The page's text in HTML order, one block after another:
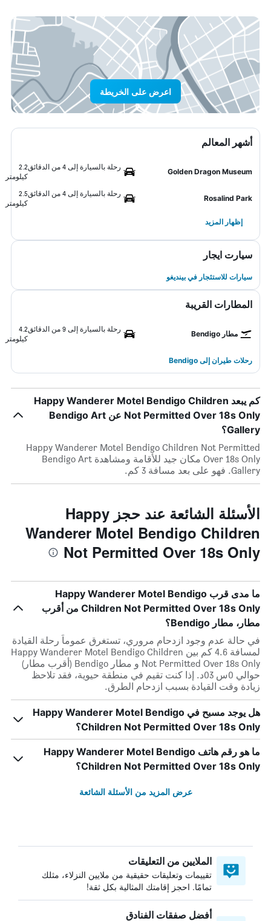
اعرض على الخريطة
أشهر المعالم
Golden Dragon Museum
رحلة بالسيارة إلى 4 من الدقائق
2.2
كيلومتر
Rosalind Park
رحلة بالسيارة إلى 4 من الدقائق
2.5
كيلومتر
إظهار المزيد
سيارت ايجار
سيارات للاستئجار في بينديغو
المطارات القريبة
مطار Bendigo
رحلة بالسيارة إلى 9 من الدقائق
4.2
كيلومتر
رحلات طيران إلى Bendigo
كم يبعد Happy Wanderer Motel Bendigo Children
Not Permitted Over 18s Only عن Bendigo Art
Gallery؟
Happy Wanderer Motel Bendigo Children Not Permitted
Over 18s Only مكان جيد للأقامة ومشاهدة Bendigo Art
Gallery. فهو على بعد مسافة 3 كم.
الأسئلة الشائعة عند حجز Happy
Wanderer Motel Bendigo Children
Not Permitted Over 18s Only
ما مدى قرب Happy Wanderer Motel Bendigo
Children Not Permitted Over 18s Only من أقرب
مطار، مطار Bendigo؟
في حالة عدم وجود ازدحام مروري، تستغرق عموماً رحلة القيادة
لمسافة 4.6 كم بين Happy Wanderer Motel Bendigo Children
Not Permitted Over 18s Only و مطار Bendigo (أقرب مطار)
حوالي 0س 03د. إذا كنت تقيم في منطقة حيوية، فقد تلاحظ
زيادة وقت القيادة بسبب ازدحام الطرق.
هل يوجد مسبح في Happy Wanderer Motel Bendigo
Children Not Permitted Over 18s Only؟
ما هو رقم هاتف Happy Wanderer Motel Bendigo
Children Not Permitted Over 18s Only؟
عرض المزيد من الأسئلة الشائعة
الملايين من التعليقات
تقييمات وتعليقات حقيقية من ملايين النزلاء، مثلك
تمامًا. احجز إقامتك المثالية بكل ثقة!
أفضل صفقات الفنادق